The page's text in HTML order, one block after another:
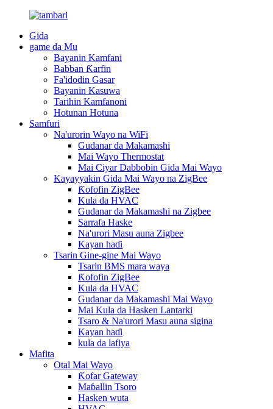
Gida
game da Mu
Bayanin Kamfani
Babban Ƙarfin
Fa'idodin Gasar
Bayanin Kasuwa
Tarihin Kamfanoni
Hotunan Hotuna
Samfuri
Na'urorin Wayo na WiFi
Gudanar da Makamashi
Mai Wayo Thermostat
Mai Ciyar Dabbobin Gida Mai Wayo
Kayayyakin Gida Mai Wayo na ZigBee
Ƙofofin ZigBee
Kula da HVAC
Gudanar da Makamashi na Zigbee
Sarrafa Haske
Na'urori Masu auna Zigbee
Kayan haɗi
Tsarin Gine-gine Mai Wayo
Tsarin BMS mara waya
Ƙofofin ZigBee
Kula da HVAC
Gudanar da Makamashi Mai Wayo
Mai Kula da Hasken Lantarki
Tsaro & Na'urori Masu auna sigina
Kayan haɗi
kula da lafiya
Mafita
Otal Mai Wayo
Ƙofar Gateway
Maɓallin Tsoro
Hasken wuta